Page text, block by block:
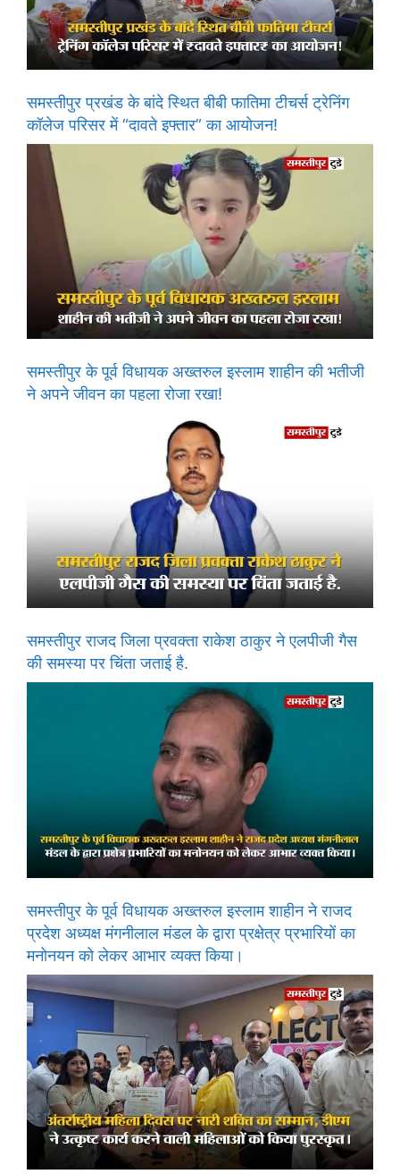
समस्तीपुर प्रखंड के बांदे स्थित बीबी फातिमा टीचर्स ट्रेनिंग
कॉलेज परिसर में “दावते इफ्तार” का आयोजन!
समस्तीपुर के पूर्व विधायक अख्तरुल इस्लाम शाहीन की भतीजी
ने अपने जीवन का पहला रोजा रखा!
समस्तीपुर राजद जिला प्रवक्ता राकेश ठाकुर ने एलपीजी गैस
की समस्या पर चिंता जताई है.
समस्तीपुर के पूर्व विधायक अख्तरुल इस्लाम शाहीन ने राजद
प्रदेश अध्यक्ष मंगनीलाल मंडल के द्वारा प्रक्षेत्र प्रभारियों का
मनोनयन को लेकर आभार व्यक्त किया।